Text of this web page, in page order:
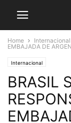
Home Internacional
EMBAJADA DE
Internacional
BRASIL